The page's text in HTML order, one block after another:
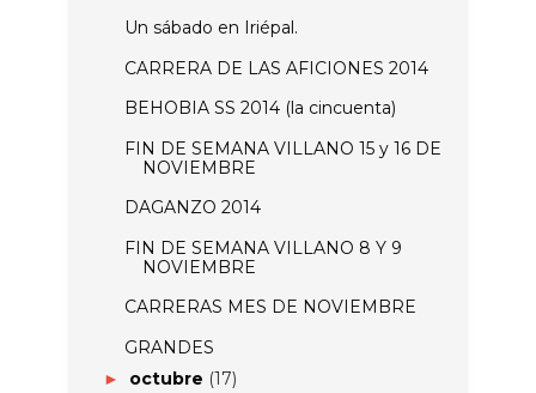
Un sábado en Iriépal.
CARRERA DE LAS AFICIONES 2014
BEHOBIA SS 2014 (la cincuenta)
FIN DE SEMANA VILLANO 15 y 16 DE
NOVIEMBRE
DAGANZO 2014
FIN DE SEMANA VILLANO 8 Y 9
NOVIEMBRE
CARRERAS MES DE NOVIEMBRE
GRANDES
► octubre (17)